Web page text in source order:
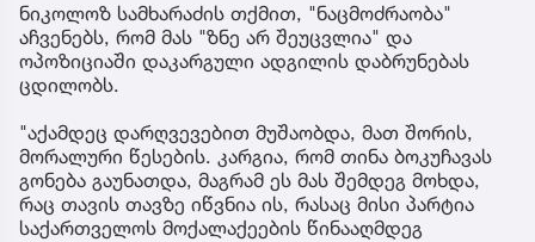
ნიკოლოზ სამხარაძის თქმით, "ნაცმოძრაობა"
აჩვენებს, რომ მას "ზნე არ შეუცვლია" და
ოპოზიციაში დაკარგული ადგილის დაბრუნებას
ცდილობს.
"აქამდეც დარღვევებით მუშაობდა, მათ შორის,
მორალური წესების. კარგია, რომ თინა ბოკუჩავას
გონება გაუნათდა, მაგრამ ეს მას შემდეგ მოხდა,
რაც თავის თავზე იწვნია ის, რასაც მისი პარტია
საქართველოს მოქალაქეების წინააღმდეგ